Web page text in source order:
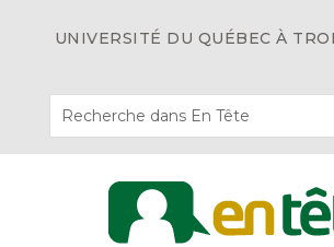
UNIVERSITÉ DU QUÉBEC À